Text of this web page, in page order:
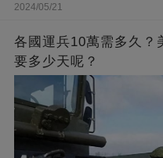
2024/05/21
各國運兵10萬需多久？
要多少天呢？